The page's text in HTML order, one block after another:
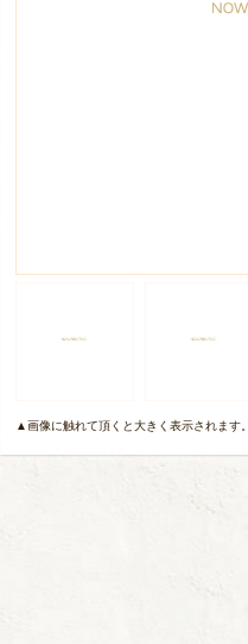
▲画像に触れて頂くと大きく表示されます。